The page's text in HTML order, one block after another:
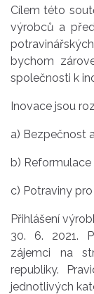
Cílem této
výrobců a
bychom
společnosti k
Inovace jsou
a) Bezpečnost
b) Reformulace
c) Potraviny
Přihlášení
30. 6. 2021.
zájemci na
republiky.
jednotlivých